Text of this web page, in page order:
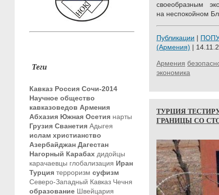
Теги
Кавказ Россия Сочи-2014
Научное общество
кавказоведов Армения
Абхазия Южная Осетия нарты
Грузия Сванетия Адыгея
ислам христианство
Азербайджан Дагестан
Нагорный Карабах дидойцы
карачаевцы глобализация Иран
Турция терроризм суфизм
Северо-Западный Кавказ Чечня
образование Швейцария
своеобразным
на неспокойном
Публикации |
(Армения) |
Армения
экономика
ТУРЦИЯ
ГРАНИЦЫ СО